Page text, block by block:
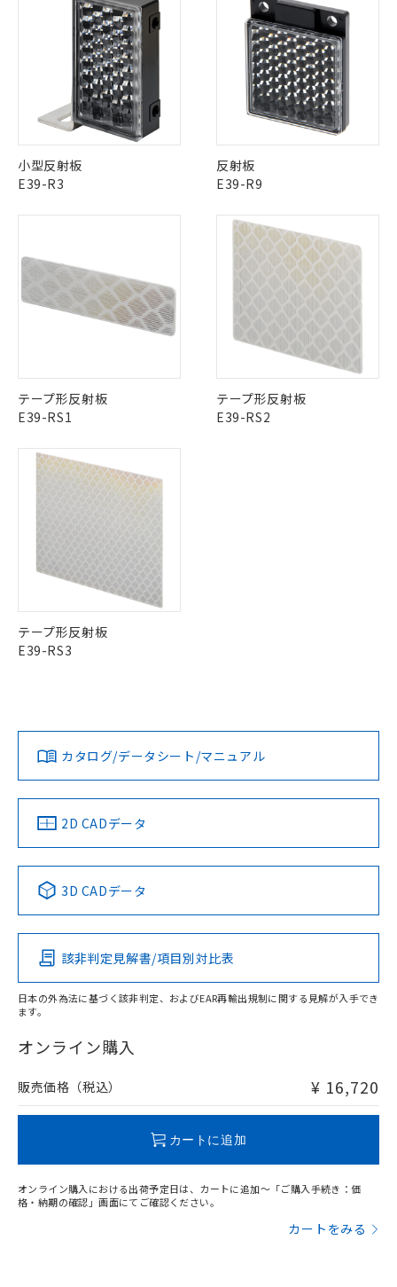
小型反射板
E39-R3
反射板
E39-R9
テープ形反射板
E39-RS1
テープ形反射板
E39-RS2
テープ形反射板
E39-RS3
カタログ/データシート/マニュアル
2D CADデータ
3D CADデータ
該非判定見解書/項目別対比表
日本の外為法に基づく該非判定、およびEAR再輸出規制に関する見解が入手でき
ます。
オンライン購入
販売価格（税込） ¥ 16,720
カートに追加
オンライン購入における出荷予定日は、カートに追加～「ご購入手続き：価
格・納期の確認」画面にてご確認ください。
カートをみる